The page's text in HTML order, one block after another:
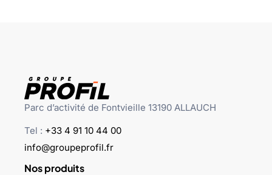
Parc d’activité de Fontvieille 13190 ALLAUCH
Tel : +33 4 91 10 44 00
info@groupeprofil.fr
Nos produits